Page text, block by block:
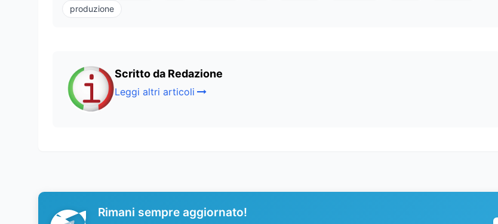
produzione
Scritto da Redazione
Leggi altri articoli
Rimani sempre aggiornato!